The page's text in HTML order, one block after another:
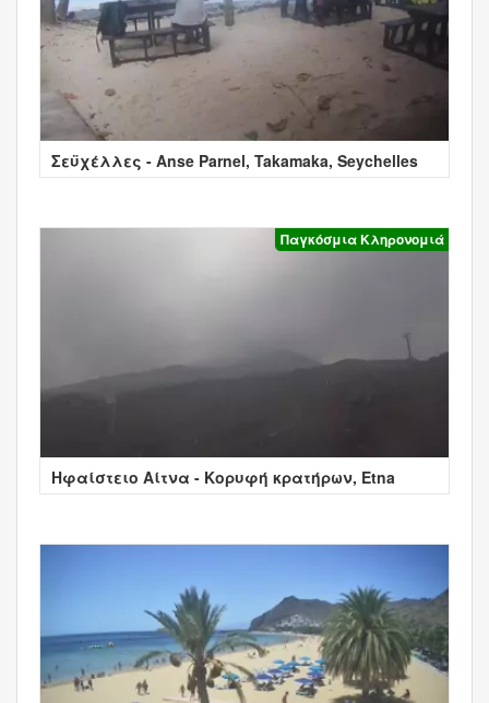
Σεϋχέλλες - Anse Parnel, Takamaka, Seychelles
Παγκόσμια Κληρονομιά
Ηφαίστειο Αίτνα - Κορυφή κρατήρων, Etna